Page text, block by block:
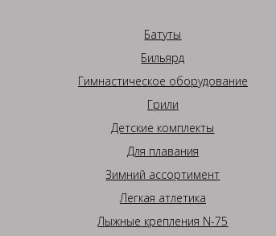
Батуты
Бильярд
Гимнастическое оборудование
Грили
Детские комплекты
Для плавания
Зимний ассортимент
Легкая атлетика
Лыжные крепления N-75